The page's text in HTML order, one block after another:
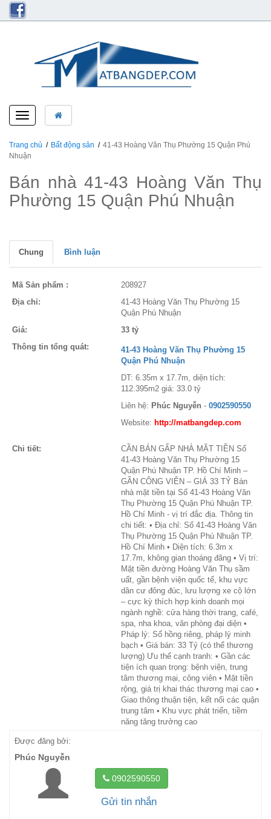
Toggle
navigation
Trang chủ Bất động sản
41-43 Hoàng Văn Thụ Phường 15 Quận Phú
Nhuận
Bán nhà 41-43 Hoàng Văn Thụ
Phường 15 Quận Phú Nhuận
Chung Bình luận
Mã Sản phẩm :
208927
Địa chỉ:
41-43 Hoàng Văn Thụ Phường 15
Quận Phú Nhuận
Giá:
33 tỷ
Thông tin tổng quát:
41-43 Hoàng Văn Thụ Phường 15
Quận Phú Nhuận
DT: 6.35m x 17.7m, diện tích:
112.395m2 giá: 33.0 tỷ
Liên hệ: Phúc Nguyễn - 0902590550
Website: http://matbangdep.com
Chi tiết:
CẦN BÁN GẤP NHÀ MẶT TIỀN Số
41-43 Hoàng Văn Thụ Phường 15
Quận Phú Nhuận TP. Hồ Chí Minh –
GẦN CÔNG VIÊN – GIÁ 33 TỶ Bán
nhà mặt tiền tại Số 41-43 Hoàng Văn
Thụ Phường 15 Quận Phú Nhuận TP.
Hồ Chí Minh - vị trí đắc địa. Thông tin
chi tiết: • Địa chỉ: Số 41-43 Hoàng Văn
Thụ Phường 15 Quận Phú Nhuận TP.
Hồ Chí Minh • Diện tích: 6.3m x
17.7m, không gian thoáng đãng • Vị trí:
Mặt tiền đường Hoàng Văn Thụ sầm
uất, gần bệnh viện quốc tế, khu vực
dân cư đông đúc, lưu lượng xe cộ lớn
– cực kỳ thích hợp kinh doanh mọi
ngành nghề: cửa hàng thời trang, café,
spa, nha khoa, văn phòng đại diện •
Pháp lý: Sổ hồng riêng, pháp lý minh
bạch • Giá bán: 33 Tỷ (có thể thương
lượng) Ưu thế cạnh tranh: • Gần các
tiện ích quan trọng: bệnh viện, trung
tâm thương mại, công viên • Mặt tiền
rộng, giá trị khai thác thương mại cao •
Giao thông thuận tiện, kết nối các quận
trung tâm • Khu vực phát triển, tiềm
năng tăng trưởng cao
Được đăng bởi:
Phúc Nguyễn
0902590550
Gửi tin nhắn